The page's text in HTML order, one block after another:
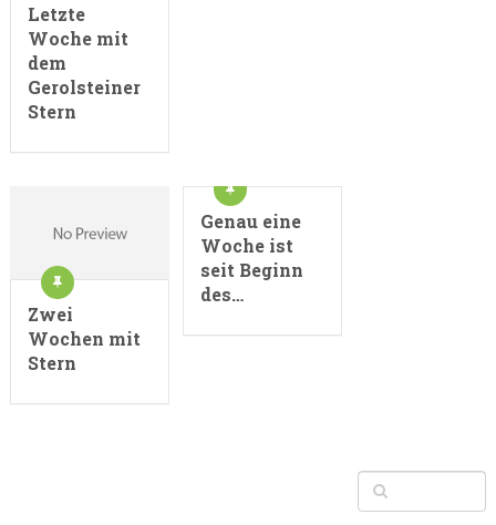
Letzte
Woche mit
dem
Gerolsteiner
Stern
Zwei
Wochen mit
Stern
Genau eine
Woche ist
seit Beginn
des…